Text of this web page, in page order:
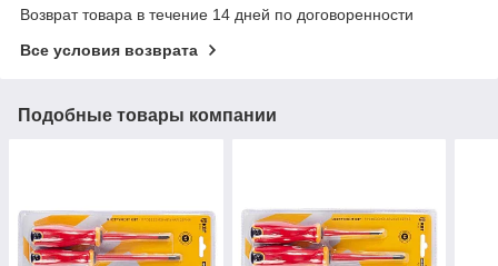
Возврат товара в течение 14 дней по договоренности
Все условия возврата
Подобные товары компании